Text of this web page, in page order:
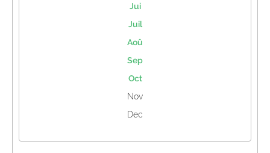
Jui
Juil
Aoû
Sep
Oct
Nov
Dec